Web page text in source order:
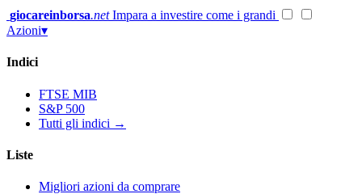
Vai
al
giocareinborsa.net Impara a investire come i grandi
Azioni▾
Indici
FTSE MIB
S&P 500
Tutti gli indici →
Liste
Migliori azioni da comprare